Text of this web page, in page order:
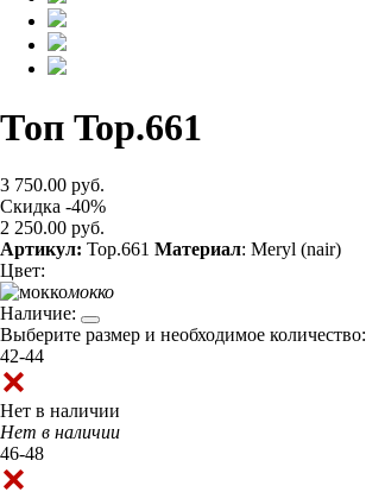
Топ Top.661
3 750.00 руб.
Скидка -40%
2 250.00 руб.
Артикул: Top.661 Материал: Meryl (nair)
Цвет:
мокко
Наличие:
Выберите размер и необходимое количество:
42-44
Нет в наличии
Нет в наличии
46-48